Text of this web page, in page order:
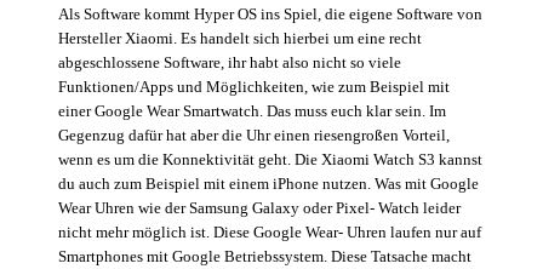
Als Software kommt Hyper OS ins Spiel, die eigene Software von
Hersteller Xiaomi. Es handelt sich hierbei um eine recht
abgeschlossene Software, ihr habt also nicht so viele
Funktionen/Apps und Möglichkeiten, wie zum Beispiel mit
einer Google Wear Smartwatch. Das muss euch klar sein. Im
Gegenzug dafür hat aber die Uhr einen riesengroßen Vorteil,
wenn es um die Konnektivität geht. Die Xiaomi Watch S3 kannst
du auch zum Beispiel mit einem iPhone nutzen. Was mit Google
Wear Uhren wie der Samsung Galaxy oder Pixel- Watch leider
nicht mehr möglich ist. Diese Google Wear- Uhren laufen nur auf
Smartphones mit Google Betriebssystem. Diese Tatsache macht